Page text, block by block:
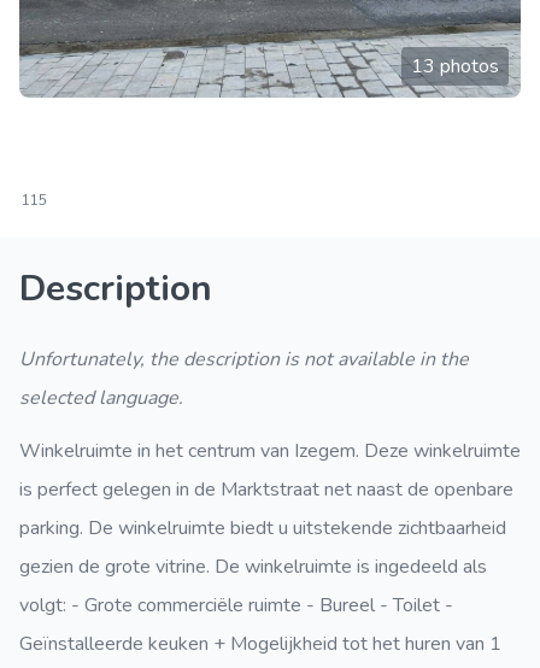
13 photos
115
Description
Unfortunately, the description is not available in the
selected language.
Winkelruimte in het centrum van Izegem. Deze winkelruimte
is perfect gelegen in de Marktstraat net naast de openbare
parking. De winkelruimte biedt u uitstekende zichtbaarheid
gezien de grote vitrine. De winkelruimte is ingedeeld als
volgt: - Grote commerciële ruimte - Bureel - Toilet -
Geïnstalleerde keuken + Mogelijkheid tot het huren van 1